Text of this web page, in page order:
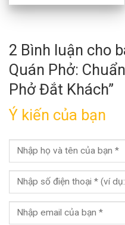
2 Bình luận cho
Quán Phở:
Phở Đắt Khách”
Ý kiến của bạn